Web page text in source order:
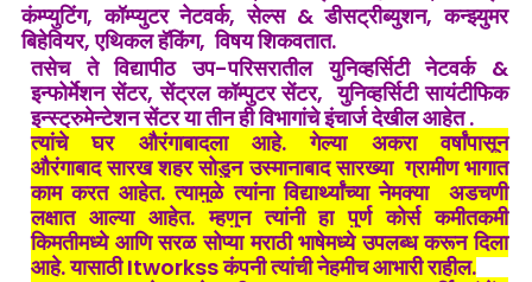
कंम्प्युटिंग, कॉम्प्युटर नेटवर्क,सेल्स & डीसट्रीब्युशन, कन्झ्युमर
बिहेवियर, एथिकल हॅकिंग, विषय शिकवतात.
तसेच ते विद्यापीठ उप-परिसरातील युनिव्हर्सिटी नेटवर्क &
इन्फोर्मेशन सेंटर, सेंट्रल कॉम्पुटर सेंटर, युनिव्हर्सिटी सायंटीफिक
इन्स्ट्रुमेन्टेशन सेंटर या तीन ही विभागांचे इंचार्ज देखील आहेत .
त्यांचे घर औरंगाबादला आहे.गेल्या अकरा वर्षांपासून
औरंगाबादसारख शहर सोडुन उस्मानाबाद सारख्या ग्रामीण भागात
काम करत आहेत. त्यामुळे त्यांना विद्यार्थ्यांच्या नेमक्या अडचणी
लक्षात आल्या आहेत. म्हणुन त्यांनी हा पुर्ण कोर्स कमीतकमी
किमतीमध्ये आणि सरळ सोप्या मराठी भाषेमध्ये उपलब्ध करून दिला
आहे. यासाठी Itworkss कंपनी त्यांची नेहमीच आभारी राहील.